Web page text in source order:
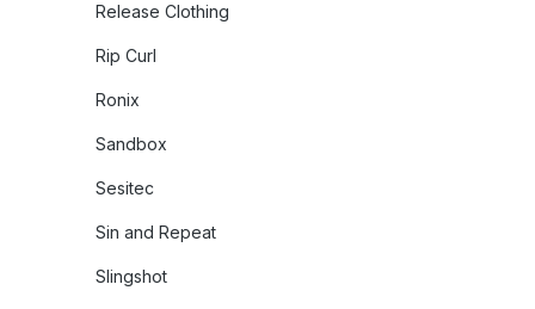
Release Clothing
Rip Curl
Ronix
Sandbox
Sesitec
Sin and Repeat
Slingshot